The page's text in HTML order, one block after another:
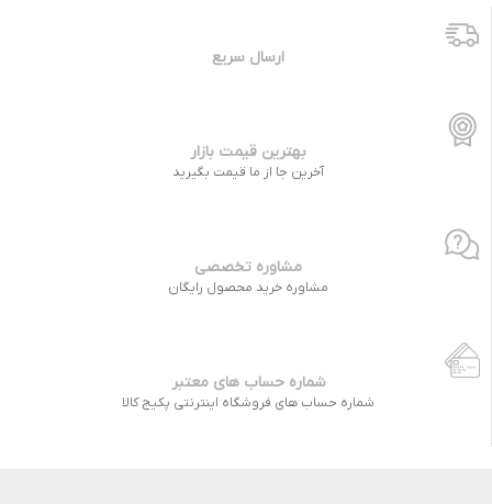
ارسال سریع
بهترین قیمت بازار
آخرین جا از ما قیمت بگیرید
مشاوره تخصصی
مشاوره خرید محصول رایگان
شماره حساب های معتبر
شماره حساب های فروشگاه اینترنتی پکیج کالا